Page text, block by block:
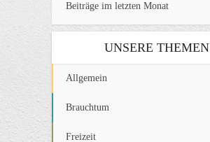
Beiträge im letzten Monat
UNSERE THEMEN
Allgemein
Brauchtum
Freizeit